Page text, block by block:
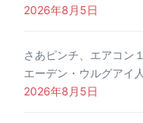
2026年8月5日
さあピンチ、エアコン
エーデン・ウルグアイ
2026年8月5日